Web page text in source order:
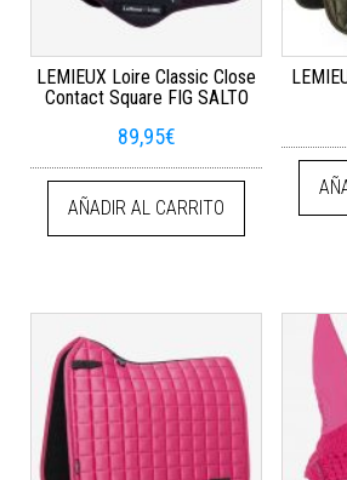
LEMIEUX Loire Classic Close
Contact Square FIG SALTO
89,95€
AÑADIR AL CARRITO